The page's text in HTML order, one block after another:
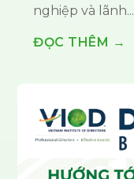
nghiệp và lãnh...
ĐỌC THÊM →